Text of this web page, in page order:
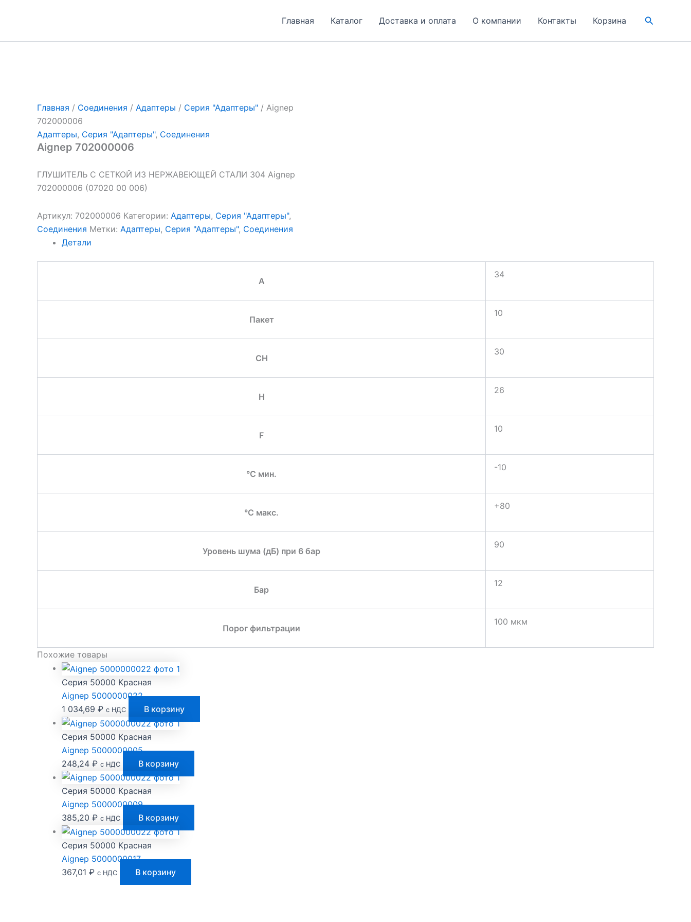
Главная Каталог Доставка и оплата О компании Контакты Корзина Поиск
Главная / Соединения / Адаптеры / Серия "Адаптеры" / Aignep
702000006
Адаптеры, Серия "Адаптеры", Соединения
Aignep 702000006
ГЛУШИТЕЛЬ С СЕТКОЙ ИЗ НЕРЖАВЕЮЩЕЙ СТАЛИ 304 Aignep
702000006 (07020 00 006)
Артикул: 702000006 Категории: Адаптеры, Серия "Адаптеры",
Соединения Метки: Адаптеры, Серия "Адаптеры", Соединения
Детали
A
34
Пакет
10
CH
30
H
26
F
10
°C мин.
-10
°C макс.
+80
Уровень шума (дБ) при 6 бар
90
Бар
12
Порог фильтрации
100 мкм
Похожие товары
Серия 50000 Красная
Aignep 5000000022
1 034,69 ₽ с НДС В корзину
Серия 50000 Красная
Aignep 5000000005
248,24 ₽ с НДС В корзину
Серия 50000 Красная
Aignep 5000000009
385,20 ₽ с НДС В корзину
Серия 50000 Красная
Aignep 5000000017
367,01 ₽ с НДС В корзину